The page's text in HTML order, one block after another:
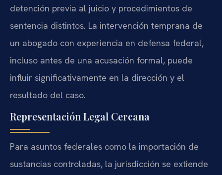
detención previa al juicio y procedimientos de
sentencia distintos. La intervención temprana de
un abogado con experiencia en defensa federal,
incluso antes de una acusación formal, puede
influir significativamente en la dirección y el
resultado del caso.
Representación Legal Cercana
Para asuntos federales como la importación de
sustancias controladas, la jurisdicción se extiende